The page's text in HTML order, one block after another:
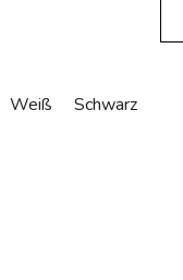
Weiß Schwarz